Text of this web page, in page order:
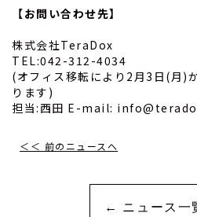
【お問い合わせ先】
株式会社TeraDox
TEL:042-312-4034
(オフィス移転により2月3日(月
ります)
担当:西田 E-mail:
＜＜ 前のニュースへ
← ニュース一